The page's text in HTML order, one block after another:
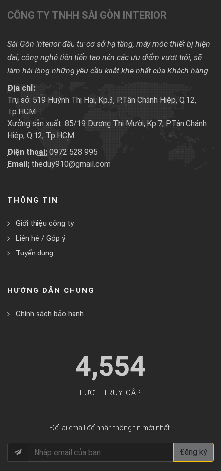
CÔNG TY TNHH SÀI GÒN INTERIOR
Sài Gòn Interior đầu tư cơ sở hạ tầng, máy móc thiết bị hiện
đại, công nghệ tiên tiến tạo nên các ưu điểm vượt trội, sẽ
làm hài lòng những yêu cầu khắt khe nhất của Khách hàng.
Địa chỉ:
Trụ sở: 519 Huỳnh Thị Hai, Kp.3, P.Tân Chánh Hiệp, Q.12,
Tp.HCM
Xưởng sản xuất: 85/19 Dương Thị Mười, Kp.7, P.Tân Chánh
Hiệp, Q.12, Tp.HCM
Điện thoại: 0972 528 995
Email: theduy910@gmail.com
THÔNG TIN
Giới thiệu công ty
Liên hệ / Góp ý
Tuyển dụng
HƯỚNG DẪN CHUNG
Chính sách bảo hành
4,554
LƯỢT TRUY CẬP
Để lại email để nhận thông tin mới nhất.
Đăng ký